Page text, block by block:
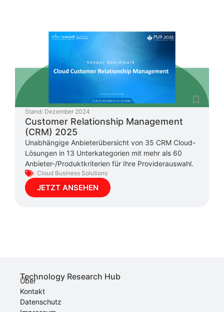
Stand: Dezember 2024
Customer Relationship Management
(CRM) 2025
Unabhängige Anbieterübersicht von 35 CRM Cloud-
Lösungen in 13 Unterkategorien mit mehr als 60
Anbieter-/Produktkriterien für Ihre Providerauswahl.
Cloud Business Solutions
JETZT ANSEHEN
Technology Research Hub
Über
Kontakt
Datenschutz